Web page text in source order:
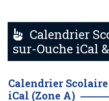
Calendrier
sur-Ouche iCal
Calendrier
iCal (Zone A)